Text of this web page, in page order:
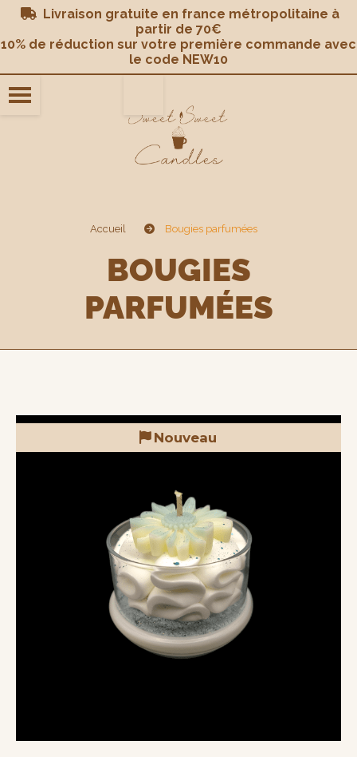
 Livraison gratuite en france métropolitaine à
partir de 70€
10% de réduction sur votre première commande avec
le code NEW10
Accueil Bougies parfumées
BOUGIES
PARFUMÉES
Nouveau
Panneau de gestion des cookies